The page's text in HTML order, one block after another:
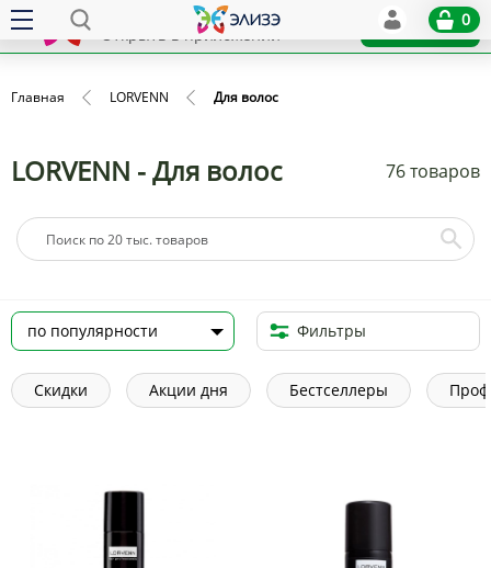
x
Открыть в приложении
Установить
0
Главная LORVENN Для волос
LORVENN - Для волос 76 товаров
Фильтры
Скидки Акции дня Бестселлеры